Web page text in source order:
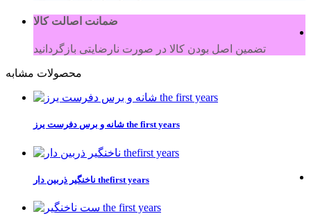
ضمانت اصالت کالا
تضمین اصل بودن کالا در صورت نارضایتی بازگردانید
محصولات مشابه
شانه و برس دفرست یرز the first years
ناخنگیر ذربین دار thefirst years